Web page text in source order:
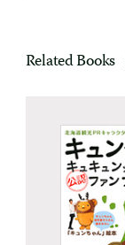
Related Books